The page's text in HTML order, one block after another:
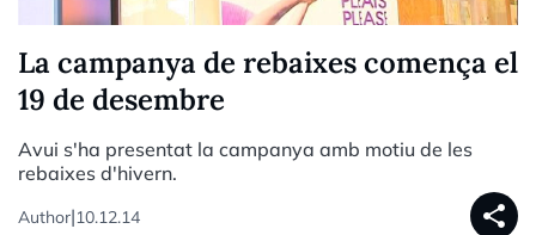
La campanya de rebaixes comença el
19 de desembre
Avui s'ha presentat la campanya amb motiu de les
rebaixes d'hivern.
Author|10.12.14 share